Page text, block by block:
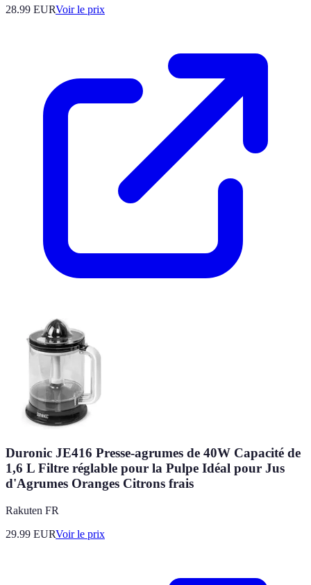
28.99 EURVoir le prix
Duronic JE416 Presse-agrumes de 40W Capacité de
1,6 L Filtre réglable pour la Pulpe Idéal pour Jus
d'Agrumes Oranges Citrons frais
Rakuten FR
29.99 EURVoir le prix